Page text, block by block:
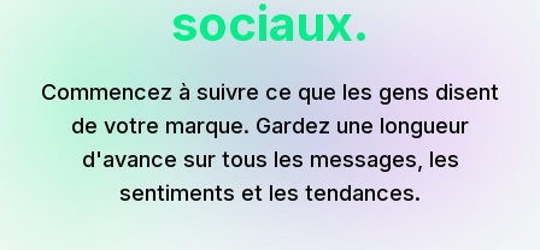
sociaux.
Commencez à suivre ce que les gens disent
de votre marque. Gardez une longueur
d'avance sur tous les messages, les
sentiments et les tendances.